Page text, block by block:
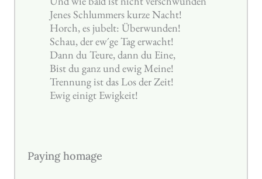
Jenes Schlummers kurze Nacht!
Horch, es jubelt: Überwunden!
Schau, der ew´ge Tag erwacht!
Dann du Teure, dann du Eine,
Bist du ganz und ewig Meine!
Trennung ist das Los der Zeit!
Ewig einigt Ewigkeit!
Paying homage